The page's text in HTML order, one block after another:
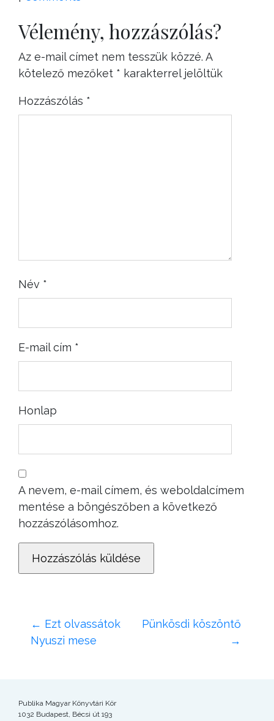
Vélemény, hozzászólás?
Az e-mail címet nem tesszük közzé. A
kötelező mezőket * karakterrel jelöltük
Hozzászólás *
Név *
E-mail cím *
Honlap
A nevem, e-mail címem, és weboldalcímem
mentése a böngészőben a következő
hozzászólásomhoz.
← Ezt olvassátok
Nyuszi mese
Pünkösdi köszöntő
→
Publika Magyar Könyvtári Kör
1032 Budapest, Bécsi út 193